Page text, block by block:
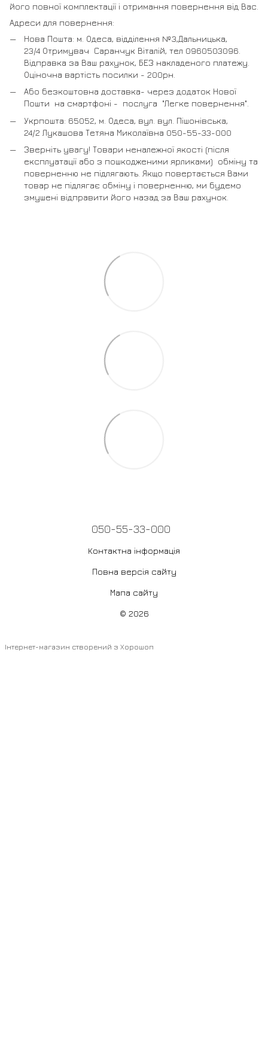
його повної комплектації і отримання повернення від Вас.
Адреси для повернення:
Нова Пошта: м. Одеса, відділення №3,Дальницька,
23/4 Отримувач Саранчук Віталій, тел 0960503096.
Відправка за Ваш рахунок, БЕЗ накладеного платежу.
Оціночна вартість посилки - 200рн.
Або безкоштовна доставка- через додаток Нової
Пошти на смартфоні - послуга "Легке повернення".
Укрпошта: 65052, м. Одеса, вул. вул. Пішонівська,
24/2 Лукашова Тетяна Миколаївна 050-55-33-000
Зверніть увагу! Товари неналежної якості (після
експлуатації або з пошкодженими ярликами) обміну та
поверненню не підлягають. Якщо повертається Вами
товар не підлягає обміну і поверненню, ми будемо
змушені відправити його назад за Ваш рахунок.
050-55-33-000
Контактна інформація
Повна версія сайту
Мапа сайту
© 2026
Інтернет-магазин створений з Хорошоп